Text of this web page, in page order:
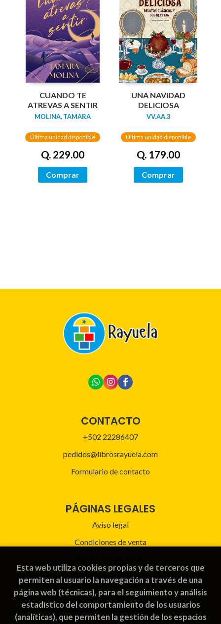
CUANDO TE
ATREVAS A SENTIR
MOLINA, TAMARA
Última unidad disponible
Q. 229.00
Comprar
UNA NAVIDAD
DELICIOSA
VV.AA.3
Última unidad disponible
Q. 179.00
Comprar
CONTACTO
+502 22286407
pedidos@librosrayuela.com
Formulario de contacto
PÁGINAS LEGALES
Aviso legal
Condiciones de venta
Política de Cookies
ATENCIÓN AL CLIENTE
Esta web utiliza cookies propias y de terceros que
permiten al usuario la navegación a través de una
página web (técnicas), para el seguimiento y análisis
estadístico del comportamiento de los usuarios
(analíticas), que permiten la gestión de los espacios